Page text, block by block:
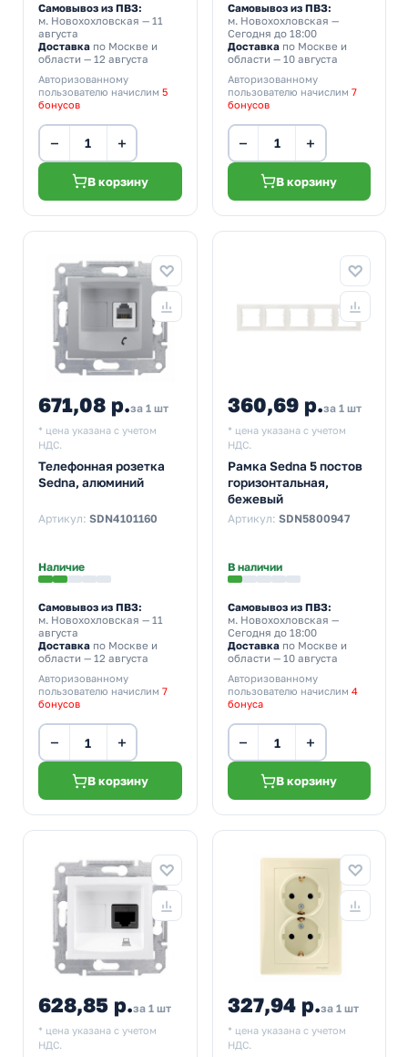
Самовывоз из ПВЗ:
м. Новохохловская — 11
августа
Доставка по Москве и
области — 12 августа
Авторизованному
пользователю начислим 5
бонусов
− +
В корзину
Самовывоз из ПВЗ:
м. Новохохловская —
Сегодня до 18:00
Доставкапо Москве и
области — 10 августа
Авторизованному
пользователю начислим 7
бонусов
− +
В корзину
671,08 р.за 1 шт
* цена указана с учетом
НДС.
Телефонная розетка
Sedna, алюминий
Артикул: SDN4101160
Наличие
Самовывоз из ПВЗ:
м. Новохохловская — 11
августа
Доставка по Москве и
области — 12 августа
Авторизованному
пользователю начислим 7
бонусов
− +
В корзину
360,69 р.за 1 шт
* цена указана с учетом
НДС.
Рамка Sedna 5 постов
горизонтальная,
бежевый
Артикул: SDN5800947
В наличии
Самовывоз из ПВЗ:
м. Новохохловская —
Сегодня до 18:00
Доставкапо Москве и
области — 10 августа
Авторизованному
пользователю начислим 4
бонуса
− +
В корзину
628,85 р.за 1 шт
* цена указана с учетом
НДС.
327,94 р.за 1 шт
* цена указана с учетом
НДС.